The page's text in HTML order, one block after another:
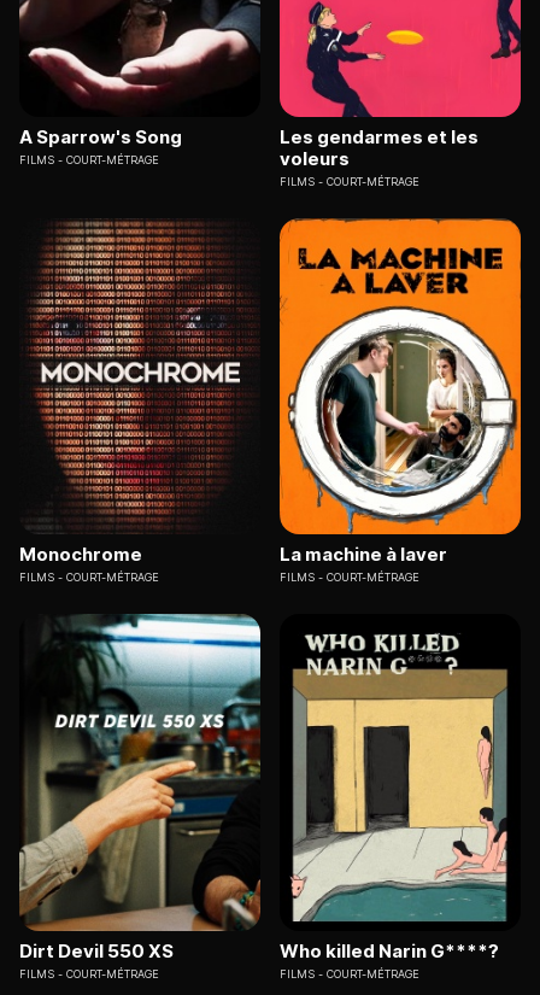
A Sparrow's Song
FILMS COURT-MÉTRAGE
Les gendarmes et les
voleurs
FILMS COURT-MÉTRAGE
Monochrome
FILMS COURT-MÉTRAGE
La machine à laver
FILMS COURT-MÉTRAGE
Dirt Devil 550 XS
FILMS COURT-MÉTRAGE
Who killed Narin G****?
FILMS COURT-MÉTRAGE